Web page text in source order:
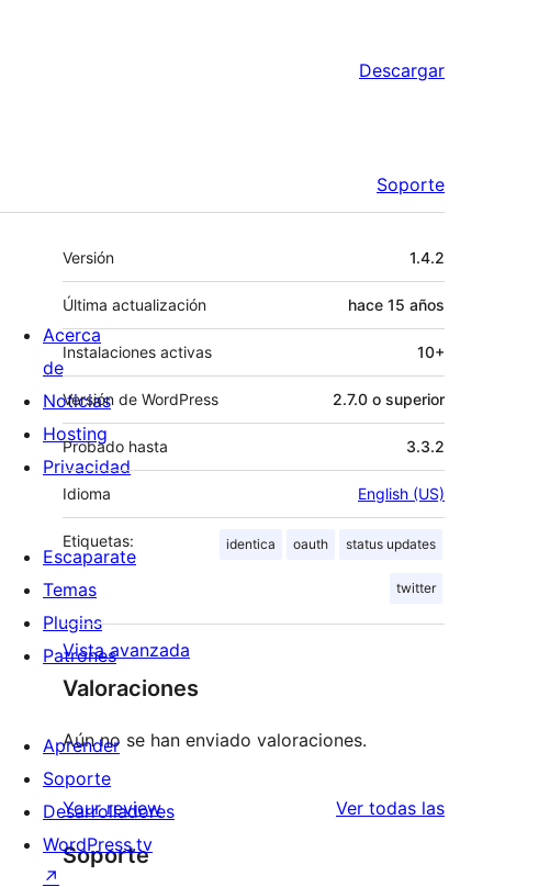
Descargar
Soporte
Meta
Versión 1.4.2
Última actualización hace 15 años
Instalaciones activas 10+
Versión de WordPress 2.7.0 o superior
Probado hasta 3.3.2
Idioma English (US)
Etiquetas: identica oauth status updates
twitter
Vista avanzada
Valoraciones
Aún no se han enviado valoraciones.
Your review Ver todas lasvaloraciones
Soporte
Acerca
de
Noticias
Hosting
Privacidad
Escaparate
Temas
Plugins
Patrones
Aprender
Soporte
Desarrolladores
WordPress.tv
↗